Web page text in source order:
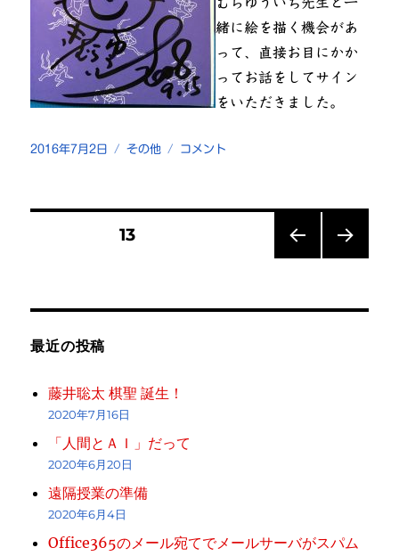
むらゆういち先生と一
緒に絵を描く機会があ
って、直接お目にかか
ってお話をしてサイン
をいただきました。
投
2016年7月2日
カ
その他
「む
コメント
の
ー
ジ
送
り
固定ページ13
最近の投稿
藤井聡太 棋聖 誕生！
2020年7月16日
「人間とＡＩ」だって
2020年6月20日
遠隔授業の準備
2020年6月4日
Office365のメール宛てでメールサーバがスパム